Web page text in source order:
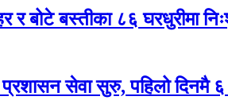
र बोटे बस्तीका ८६ घरधुरीमा
प्रशासन सेवा सुरु, पहिलो दिनमै ६